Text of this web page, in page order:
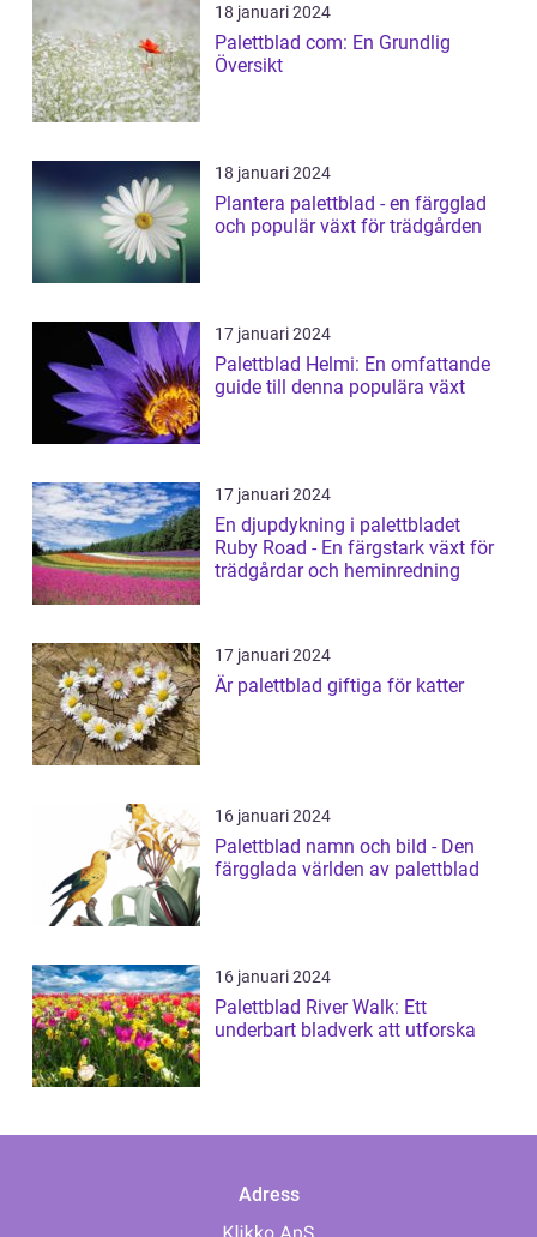
18 januari 2024
Palettblad com: En Grundlig
Översikt
18 januari 2024
Plantera palettblad - en färgglad
och populär växt för trädgården
17 januari 2024
Palettblad Helmi: En omfattande
guide till denna populära växt
17 januari 2024
En djupdykning i palettbladet
Ruby Road - En färgstark växt för
trädgårdar och heminredning
17 januari 2024
Är palettblad giftiga för katter
16 januari 2024
Palettblad namn och bild - Den
färgglada världen av palettblad
16 januari 2024
Palettblad River Walk: Ett
underbart bladverk att utforska
Adress